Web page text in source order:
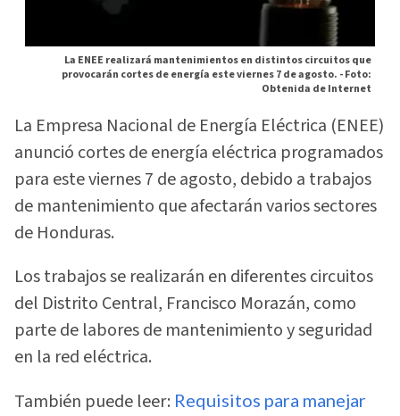
La ENEE realizará mantenimientos en distintos circuitos que
provocarán cortes de energía este viernes 7 de agosto. -Foto:
Obtenida de Internet
La Empresa Nacional de Energía Eléctrica (ENEE)
anunció cortes de energía eléctrica programados
para este viernes 7 de agosto, debido a trabajos
de mantenimiento que afectarán varios sectores
de Honduras.
Los trabajos se realizarán en diferentes circuitos
del Distrito Central, Francisco Morazán, como
parte de labores de mantenimiento y seguridad
en la red eléctrica.
También puede leer: Requisitos para manejar